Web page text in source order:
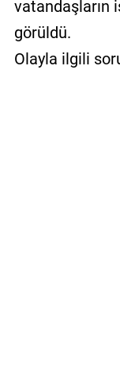
vatandaşların
görüldü.
Olayla ilgili